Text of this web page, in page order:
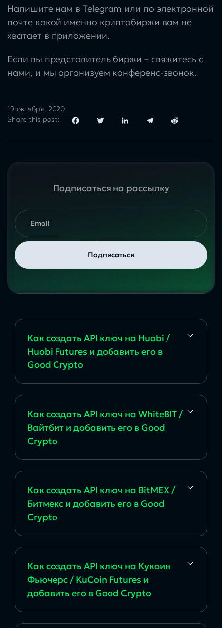
Напишите нам в Telegram или по электронной
почте какой именно криптобиржи вам не
хватает в приложении.
Если вы представитель биржи – свяжитесь с
нами, и мы организуем конференс-звонок.
Share this post:
FacebookTwitter LinkedIn TelegramReddit
19 октября, 2020
Подписаться на рассылку
Как создать API ключ на Huobi /
Huobi Futures и добавить его в
Good Crypto
Как создать API ключ на WhiteBIT /
Вайтбит и добавить его в Good
Crypto
Как создать API ключ на BitMEX /
Битмекс и добавить его в Good
Crypto
Как создать API ключ на Кукоин
Фьючерс / KuCoin Futures и
добавить его в Good Crypto